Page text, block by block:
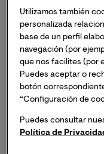
VIU; José Ramos ,
Guerault, director
Padrino de Honor
secretaria general
del claustro
Vicerrectora de
José Martí,
Transferencia;
Vicerrectorado de
Planificación;
Utilizamos también
personalizada
base de un perfil
navegación (por
que nos facilites (por
Puedes aceptar o
botón
“Configuración de
Puedes consultar
Política de